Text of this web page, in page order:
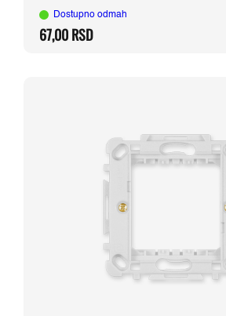
Dostupno odmah
67,00RSD